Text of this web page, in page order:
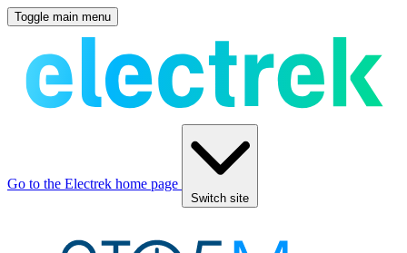
Toggle main menu
Go to the Electrek home page
Switch site